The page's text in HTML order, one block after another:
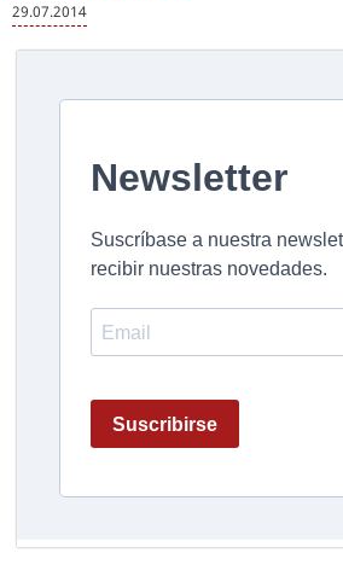
29.07.2014